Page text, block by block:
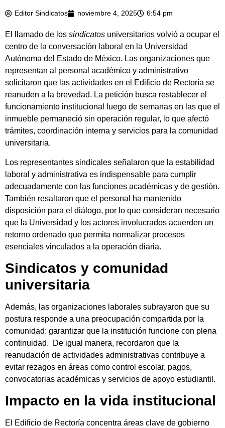
Editor Sindicatos noviembre 4, 2025 6:54 pm
El llamado de los sindicatos universitarios volvió a ocupar el
centro de la conversación laboral en la Universidad
Autónoma del Estado de México. Las organizaciones que
representan al personal académico y administrativo
solicitaron que las actividades en el Edificio de Rectoría se
reanuden a la brevedad. La petición busca restablecer el
funcionamiento institucional luego de semanas en las que el
inmueble permaneció sin operación regular, lo que afectó
trámites, coordinación interna y servicios para la comunidad
universitaria.
Los representantes sindicales señalaron que la estabilidad
laboral y administrativa es indispensable para cumplir
adecuadamente con las funciones académicas y de gestión.
También resaltaron que el personal ha mantenido
disposición para el diálogo, por lo que consideran necesario
que la Universidad y los actores involucrados acuerden un
retorno ordenado que permita normalizar procesos
esenciales vinculados a la operación diaria.
Sindicatos y comunidad
universitaria
Además, las organizaciones laborales subrayaron que su
postura responde a una preocupación compartida por la
comunidad: garantizar que la institución funcione con plena
continuidad. De igual manera, recordaron que la
reanudación de actividades administrativas contribuye a
evitar rezagos en áreas como control escolar, pagos,
convocatorias académicas y servicios de apoyo estudiantil.
Impacto en la vida institucional
El Edificio de Rectoría concentra áreas clave de gobierno